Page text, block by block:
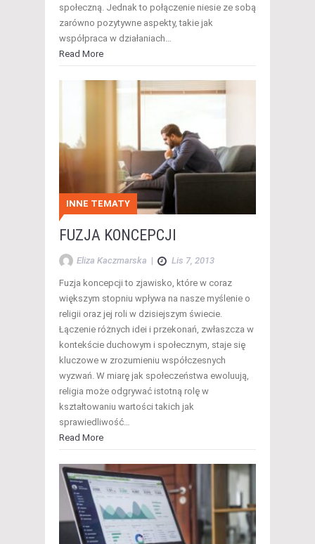
społeczną. Jednak to połączenie niesie ze sobą
zarówno pozytywne aspekty, takie jak
współpraca w działaniach…
Read More
INNE TEMATY
FUZJA KONCEPCJI
Eliza Kaczmarska | Lis 7, 2013
Fuzja koncepcji to zjawisko, które w coraz
większym stopniu wpływa na nasze myślenie o
religii oraz jej roli w dzisiejszym świecie.
Łączenie różnych idei i przekonań, zwłaszcza w
kontekście duchowym i społecznym, staje się
kluczowe w zrozumieniu współczesnych
wyzwań. W miarę jak społeczeństwa ewoluują,
religia może odgrywać istotną rolę w
kształtowaniu wartości takich jak
sprawiedliwość…
Read More